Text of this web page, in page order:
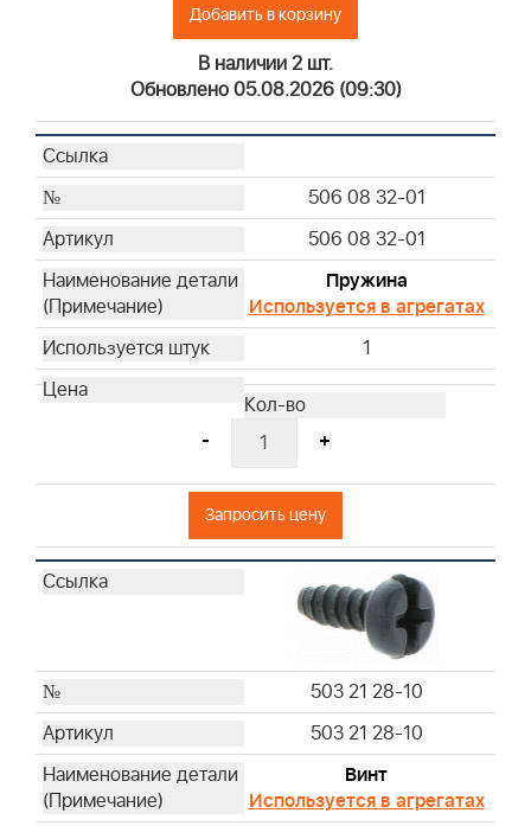
Добавить в корзину
В наличии 2 шт.
Обновлено 05.08.2026 (09:30)
506 08 32-01
506 08 32-01
Пружина
Используется в агрегатах
1
- +
Запросить цену
503 21 28-10
503 21 28-10
Винт
Используется в агрегатах